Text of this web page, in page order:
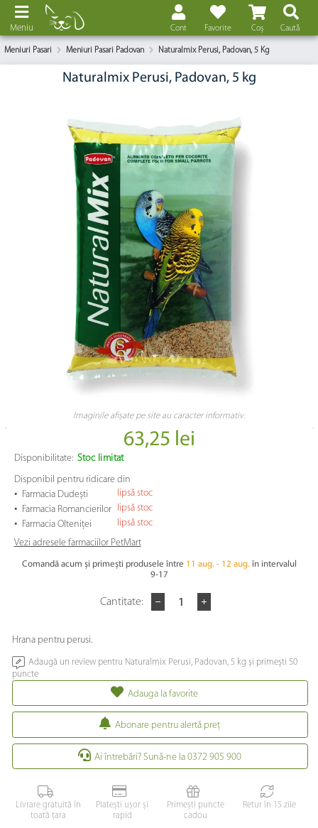
Coș
Favorite
Cont Caută
Meniu
Meniuri Pasari Meniuri Pasari Padovan Naturalmix Perusi, Padovan, 5 Kg
Naturalmix Perusi, Padovan, 5 kg
Imaginile afișate pe site au caracter informativ.
63,25 lei
Disponibilitate: Stoc limitat
Disponibil pentru ridicare din
• Farmacia Dudești lipsă stoc
• Farmacia Romancierilor lipsă stoc
• Farmacia Olteniței
lipsă stoc
Vezi adresele farmaciilor PetMart
Comandă acum și primești produsele între 11 aug. - 12 aug. în intervalul
9-17
Cantitate:
Hrana pentru perusi.
Adaugă un review pentru Naturalmix Perusi, Padovan, 5 kg și primești 50
puncte
Adauga la favorite
Abonare pentru alertă preţ
Ai întrebări? Sună-ne la 0372 905 900
Livrare gratuită în
toată țara
Platești ușor și
rapid
Primești puncte
cadou
Retur în 15 zile